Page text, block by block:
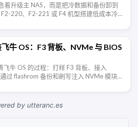
着升级主 NAS，而是把冷数据和备份卸到
220、F2-221 或 F4 机型搭建低成本冷数
牛 OS：F3 背板、NVMe 与 BIOS
牛 OS 的过程：打样 F3 背板、接入
过 flashrom 备份和刷写注入 NVMe 模块后